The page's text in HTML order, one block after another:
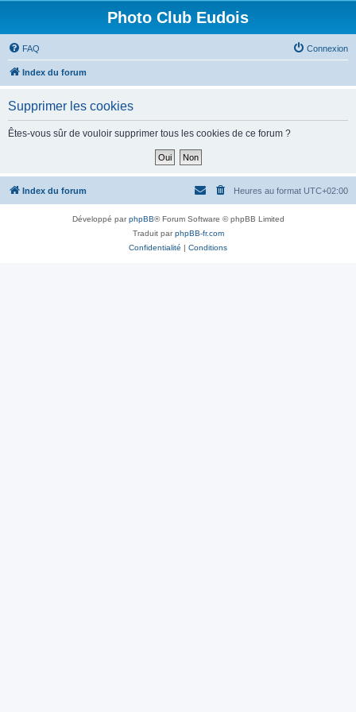
Photo Club Eudois
FAQ Connexion
Index du forum
Supprimer les cookies
Êtes-vous sûr de vouloir supprimer tous les cookies de ce forum ?
Index du forum Heures au format UTC+02:00
Développé parphpBB® Forum Software © phpBB Limited
Traduit parphpBB-fr.com
Confidentialité | Conditions